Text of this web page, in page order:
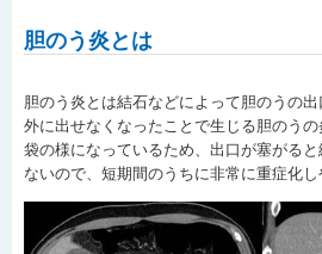
胆のう炎とは
胆のう炎とは結石などによって胆のうの
外に出せなくなったことで生じる胆のう
袋の様になっているため、出口が塞がる
ないので、短期間のうちに非常に重症化し